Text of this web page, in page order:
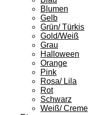
Blumen
Gelb
Grün/ Türkis
Gold/Weiß
Grau
Halloween
Orange
Pink
Rosa/ Lila
Rot
Schwarz
Weiß/ Creme